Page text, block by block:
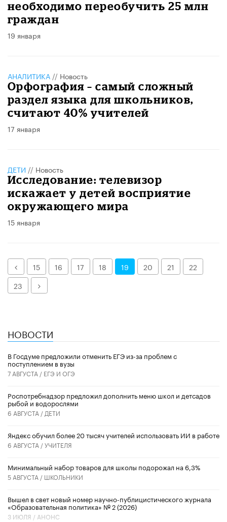
необходимо переобучить 25 млн
граждан
19 января
АНАЛИТИКА // Новость
Орфография – самый сложный
раздел языка для школьников,
считают 40% учителей
17 января
ДЕТИ // Новость
Исследование: телевизор
искажает у детей восприятие
окружающего мира
15 января
Назад
15 16 17 18 19 20 21
22
23
Далее
НОВОСТИ
В Госдуме предложили отменить ЕГЭ из-за проблем с
поступлением в вузы
7 АВГУСТА / ЕГЭ И ОГЭ
Роспотребнадзор предложил дополнить меню школ и детсадов
рыбой и водорослями
6 АВГУСТА / ДЕТИ
​Яндекс обучил более 20 тысяч учителей использовать ИИ в работе
6 АВГУСТА /УЧИТЕЛЯ
Минимальный набор товаров для школы подорожал на 6,3%
5 АВГУСТА / ШКОЛЬНИКИ
Вышел в свет новый номер научно-публицистического журнала
«Образовательная политика» № 2 (2026)
3 ИЮЛЯ / АНОНС